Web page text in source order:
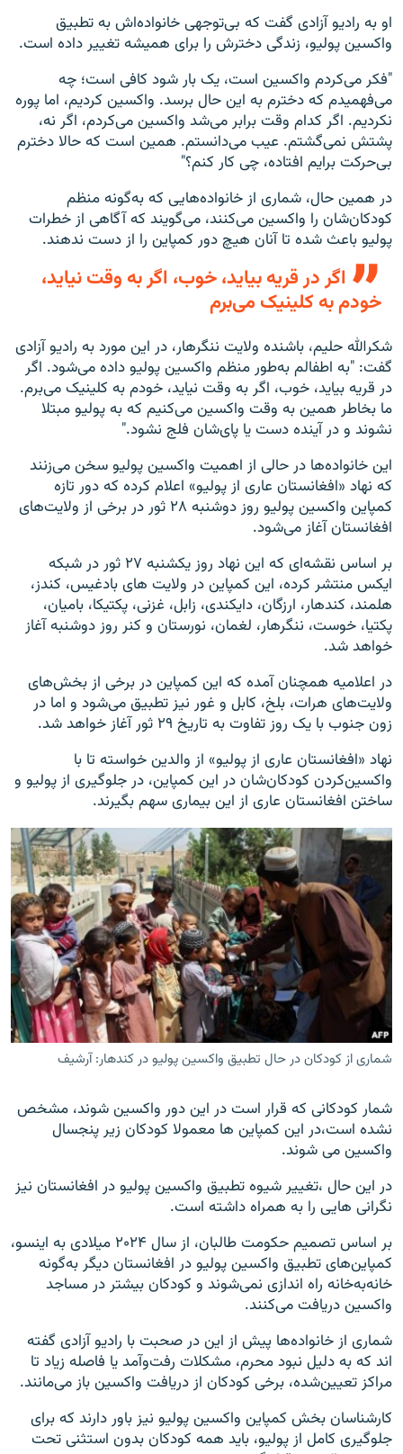
او به رادیو آزادی گفت که بی‌توجهی خانواده‌اش به تطبیق
واکسین پولیو، زندگی دخترش را برای همیشه تغییر داده است.
"فکر می‌کردم واکسین است، یک بار شود کافی است؛ چه
می‌فهمیدم که دخترم به این حال برسد. واکسین کردیم، اما پوره
نکردیم. اگر کدام وقت برابر می‌شد واکسین می‌کردم، اگر نه،
پشتش نمی‌گشتم. عیب می‌دانستم. همین است که حالا دخترم
بی‌حرکت برایم افتاده، چی کار کنم؟"
در همین حال، شماری از خانواده‌هایی که به‌گونه‌ منظم
کودکان‌شان را واکسین می‌کنند، می‌گویند که آگاهی از خطرات
پولیو باعث شده تا آنان هیچ دور کمپاین را از دست ندهند.
اگر در قریه بیاید، خوب، اگر به وقت نیاید،
خودم به کلینیک می‌برم
شکرالله حلیم، باشنده‌ ولایت ننگرهار، در این مورد به رادیو آزادی
گفت: "به اطفالم به‌طور منظم واکسین پولیو داده می‌شود. اگر
در قریه بیاید، خوب، اگر به وقت نیاید، خودم به کلینیک می‌برم.
ما بخاطر همین به وقت واکسین می‌کنیم که به پولیو مبتلا
نشوند و در آینده دست یا پای‌شان فلج نشود."
این خانواده‌ها در حالی از اهمیت واکسین پولیو سخن می‌زنند
که نهاد «افغانستان عاری از پولیو» اعلام کرده که دور تازه‌
کمپاین واکسین پولیو روز دوشنبه ۲۸ ثور در برخی از ولایت‌های
افغانستان آغاز می‌شود.
بر اساس نقشه‌ای که این نهاد روز یکشنبه ۲۷ ثور در شبکه‌
ایکس منتشر کرده، این کمپاین در ولایت‌ های بادغیس، کندز،
هلمند، کندهار، ارزگان، دایکندی، زابل، غزنی، پکتیکا، بامیان،
پکتیا، خوست، ننگرهار، لغمان، نورستان و کنر روز دوشنبه آغاز
خواهد شد.
در اعلامیه همچنان آمده که این کمپاین در برخی از بخش‌های
ولایت‌های هرات، بلخ، کابل و غور نیز تطبیق می‌شود و اما در
زون جنوب با یک روز تفاوت به تاریخ ۲۹ ثور آغاز خواهد شد.
نهاد «افغانستان عاری از پولیو» از والدین خواسته تا با
واکسین‌کردن کودکان‌شان در این کمپاین، در جلوگیری از پولیو و
ساختن افغانستان عاری از این بیماری سهم بگیرند.
شماری از کودکان در حال تطبیق واکسین پولیو در کندهار: آرشیف
شمار کودکانی که قرار است در این دور واکسین شوند، مشخص
نشده است،در این کمپاین ها معمولا کودکان زیر پنجسال
واکسین می شوند.
در این حال ،تغییر شیوه‌ تطبیق واکسین پولیو در افغانستان نیز
نگرانی ‌هایی را به همراه داشته است.
بر اساس تصمیم حکومت طالبان، از سال ۲۰۲۴ میلادی به اینسو،
کمپاین‌های تطبیق واکسین پولیو در افغانستان دیگر به‌گونه‌
خانه‌به‌خانه راه اندازی نمی‌شوند و کودکان بیشتر در مساجد
واکسین دریافت می‌کنند.
شماری از خانواده‌ها پیش از این در صحبت با رادیو آزادی گفته
اند که به دلیل نبود محرم، مشکلات رفت‌وآمد یا فاصله‌ زیاد تا
مراکز تعیین‌شده، برخی کودکان از دریافت واکسین باز می‌مانند.
کارشناسان بخش کمپاین واکسین پولیو نیز باور دارند که برای
جلوگیری کامل از پولیو، باید همه‌ کودکان بدون استثنی تحت